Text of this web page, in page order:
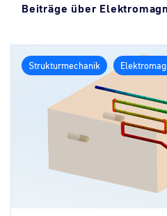
Beiträge über
Strukturmechanik